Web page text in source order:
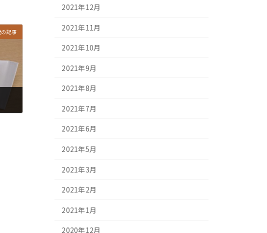
の記事
2021年12月
2021年11月
2021年10月
2021年9月
2021年8月
2021年7月
2021年6月
2021年5月
2021年3月
2021年2月
2021年1月
2020年12月